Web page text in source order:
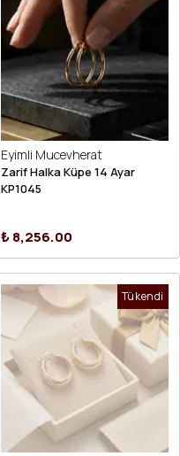
Eyimli Mucevherat
Zarif Halka Küpe 14 Ayar
KP1045
₺ 8,256.00
Tükendi